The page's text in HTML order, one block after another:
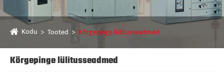
Kodu Tooted Kõrgepinge lülitusseadmed
Kõrgepinge lülitusseadmed